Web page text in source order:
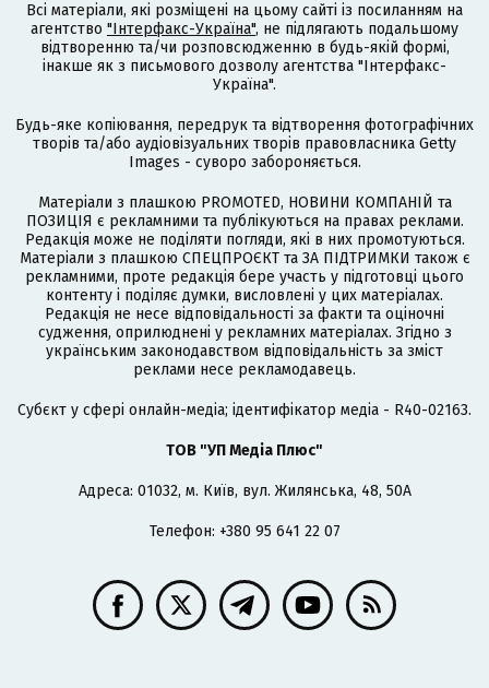
Всі матеріали, які розміщені на цьому сайті із посиланням на
агентство "Інтерфакс-Україна", не підлягають подальшому
відтворенню та/чи розповсюдженню в будь-якій формі,
інакше як з письмового дозволу агентства "Інтерфакс-
Україна".
Будь-яке копіювання, передрук та відтворення фотографічних
творів та/або аудіовізуальних творів правовласника Getty
Images - суворо забороняється.
Матеріали з плашкою PROMOTED, НОВИНИ КОМПАНІЙ та
ПОЗИЦІЯ є рекламними та публікуються на правах реклами.
Редакція може не поділяти погляди, які в них промотуються.
Матеріали з плашкою СПЕЦПРОЄКТ та ЗА ПІДТРИМКИ також є
рекламними, проте редакція бере участь у підготовці цього
контенту і поділяє думки, висловлені у цих матеріалах.
Редакція не несе відповідальності за факти та оціночні
судження, оприлюднені у рекламних матеріалах. Згідно з
українським законодавством відповідальність за зміст
реклами несе рекламодавець.
Cубєкт у сфері онлайн-медіа; ідентифікатор медіа - R40-02163.
ТОВ "УП Медіа Плюс"
Адреса: 01032, м. Київ, вул. Жилянська, 48, 50А
Телефон: +380 95 641 22 07